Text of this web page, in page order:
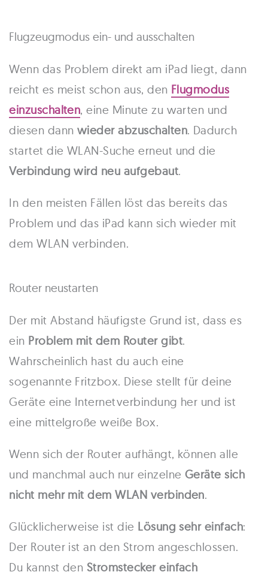
Flugzeugmodus ein- und ausschalten
Wenn das Problem direkt am iPad liegt, dann
reicht es meist schon aus, den Flugmodus
einzuschalten, eine Minute zu warten und
diesen dann wieder abzuschalten. Dadurch
startet die WLAN-Suche erneut und die
Verbindung wird neu aufgebaut.
In den meisten Fällen löst das bereits das
Problem und das iPad kann sich wieder mit
dem WLAN verbinden.
Router neustarten
Der mit Abstand häufigste Grund ist, dass es
ein Problem mit dem Router gibt.
Wahrscheinlich hast du auch eine
sogenannte Fritzbox. Diese stellt für deine
Geräte eine Internetverbindung her und ist
eine mittelgroße weiße Box.
Wenn sich der Router aufhängt, können alle
und manchmal auch nur einzelne Geräte sich
nicht mehr mit dem WLAN verbinden.
Glücklicherweise ist die Lösung sehr einfach:
Der Router ist an den Strom angeschlossen.
Du kannst den Stromstecker einfach